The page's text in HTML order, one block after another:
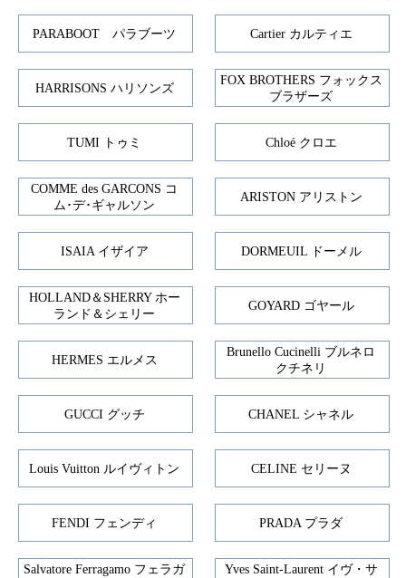
PARABOOT パラブーツ Cartier カルティエ
HARRISONS ハリソンズ
FOX BROTHERS フォックス
ブラザーズ
TUMI トゥミ Chloé クロエ
COMME des GARCONS コ
ム･デ･ギャルソン
ARISTON アリストン
ISAIA イザイア DORMEUIL ドーメル
HOLLAND＆SHERRY ホー
ランド＆シェリー
GOYARD ゴヤール
HERMES エルメス
Brunello Cucinelli ブルネロ
クチネリ
GUCCI グッチ CHANEL シャネル
Louis Vuitton ルイヴィトン CELINE セリーヌ
FENDI フェンディ PRADA プラダ
Salvatore Ferragamo フェラガ
Yves Saint-Laurent イヴ・サ